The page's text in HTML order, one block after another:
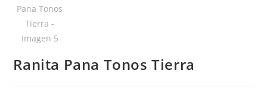
Ranita Pana Tonos Tierra